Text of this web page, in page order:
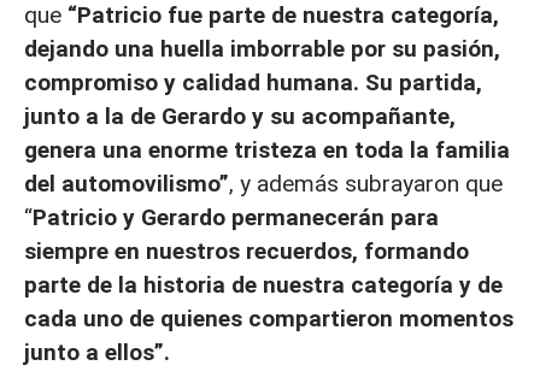
que “Patricio fue parte de nuestra categoría,
dejando una huella imborrable por su pasión,
compromiso y calidad humana. Su partida,
junto a la de Gerardo y su acompañante,
genera una enorme tristeza en toda la familia
del automovilismo”, y además subrayaron que
“Patricio y Gerardo permanecerán para
siempre en nuestros recuerdos, formando
parte de la historia de nuestra categoría y de
cada uno de quienes compartieron momentos
junto a ellos”.